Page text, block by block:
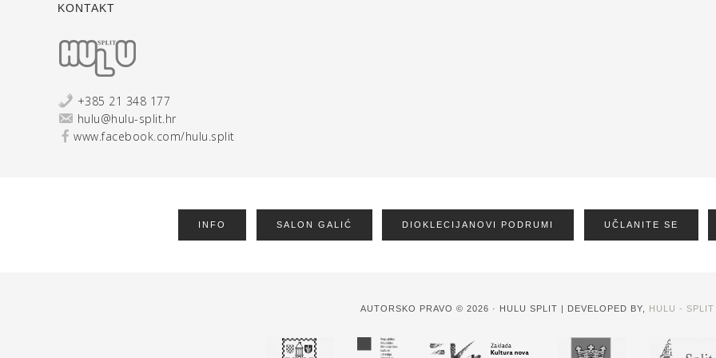
KONTAKT
+385 21 348 177
hulu@hulu-split.hr
www.facebook.com/hulu.split
INFO SALON GALIĆ DIOKLECIJANOVI PODRUMI UČLANITE SE
AUTORSKO PRAVO © 2026 · HULU SPLIT | DEVELOPED BY, HULU - SPLIT